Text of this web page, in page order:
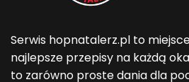
Serwis hopnatalerz.pl to
najlepsze przepisy na każdą
to zarówno proste dania dla